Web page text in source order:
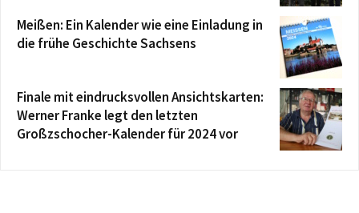
Meißen: Ein Kalender wie eine Einladung in
die frühe Geschichte Sachsens
Finale mit eindrucksvollen Ansichtskarten:
Werner Franke legt den letzten
Großzschocher-Kalender für 2024 vor